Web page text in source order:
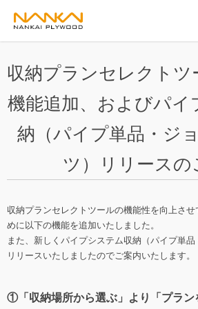
収納プランセレクトツ
機能追加、およびパイ
納（パイプ単品・ジ
ツ）リリースの
収納プランセレクトツールの機能性を向上さ
めに以下の機能を追加いたしました。
また、新しくパイプシステム収納（パイプ単
リリースいたしましたのでご案内いたします。
①「収納場所から選ぶ」より「プラン